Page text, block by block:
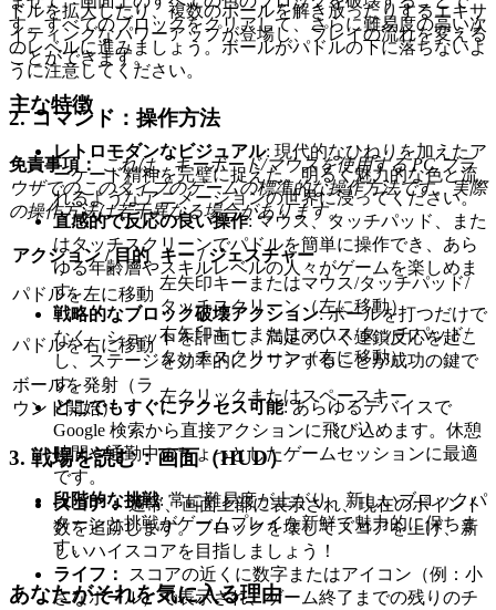
ドルを拡大したり、複数のボールを解き放ったりするエキサ
イティングなパワーアップが登場し、プレイの流れを変える
ことができます。
主な特徴
レトロモダンなビジュアル: 現代的なひねりを加えたア
ーケード精神を完璧に捉えた、明るく魅力的な色と流
れるようなアニメーションの世界に浸ってください。
直感的で反応の良い操作: マウス、タッチパッド、また
はタッチスクリーンでパドルを簡単に操作でき、あら
ゆる年齢層やスキルレベルの人々がゲームを楽しめま
す。
戦略的なブロック破壊アクション: ボールを打つだけで
なく、ショットを計画し、満足のいく連鎖反応を起こ
し、ステージを効率的にクリアすることが成功の鍵で
す。
どこでもすぐにアクセス可能: あらゆるデバイスで
Google 検索から直接アクションに飛び込めます。休憩
時間や通勤中のちょっとしたゲームセッションに最適
です。
段階的な挑戦: 常に難易度が上がり、新しいブロックパ
ターンと挑戦がゲームプレイを新鮮で魅力的に保ちま
す。
あなたがそれを気に入る理由
す。すべてのブロックをクリアして、さらに難易度の高い次
のレベルに進みましょう。ボールがパドルの下に落ちないよ
うに注意してください。
2. コマンド：操作方法
免責事項： これは、キーボード/マウスを使用する PC ブラ
ウザでのこのタイプのゲームの標準的な操作方法です。実際
の操作方法は若干異なる場合があります。
アクション / 目的 キー / ジェスチャー
パドルを左に移動
左矢印キーまたはマウス/タッチパッド/
タッチスクリーン（左に移動）
パドルを右に移動
右矢印キーまたはマウス/タッチパッド/
タッチスクリーン（右に移動）
ボールを発射（ラ
ウンド開始）
左クリックまたはスペースキー
3. 戦場を読む：画面（HUD）
スコア：通常、画面上部に表示され、現在のポイント
数を追跡します。ブロックを壊してスコアを上げ、新
しいハイスコアを目指しましょう！
ライフ：
スコアの近くに数字またはアイコン（例：小
さなボール）で表示され、ゲーム終了までの残りのチ